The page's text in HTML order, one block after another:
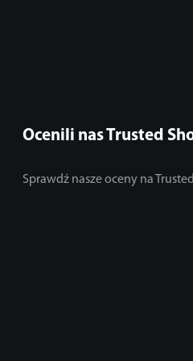
Ocenili nas Trusted
Sprawdź nasze oceny na